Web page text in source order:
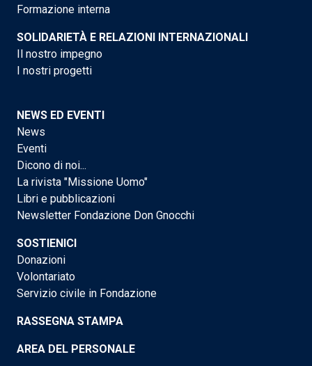
Formazione interna
SOLIDARIETÀ E RELAZIONI INTERNAZIONALI
Il nostro impegno
I nostri progetti
NEWS ED EVENTI
News
Eventi
Dicono di noi...
La rivista "Missione Uomo"
Libri e pubblicazioni
Newsletter Fondazione Don Gnocchi
SOSTIENICI
Donazioni
Volontariato
Servizio civile in Fondazione
RASSEGNA STAMPA
AREA DEL PERSONALE